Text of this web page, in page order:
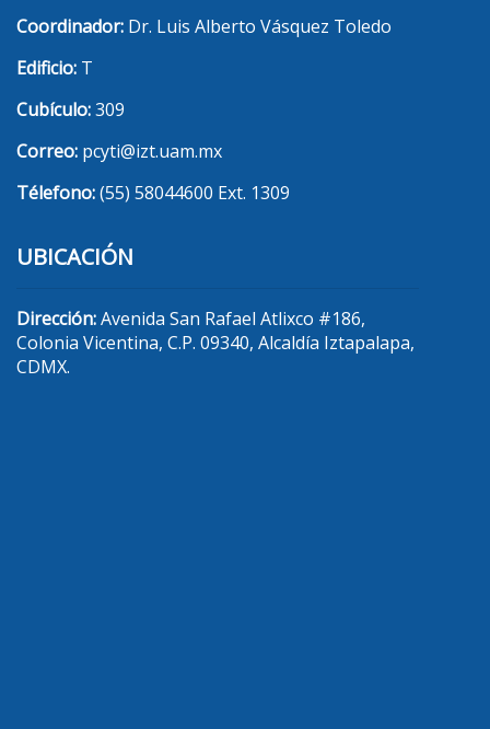
Coordinador: Dr. Luis Alberto Vásquez Toledo
Edificio: T
Cubículo:309
Correo: pcyti@izt.uam.mx
Télefono:(55) 58044600 Ext. 1309
UBICACIÓN
Dirección:Avenida San Rafael Atlixco #186,
Colonia Vicentina, C.P. 09340, Alcaldía Iztapalapa,
CDMX.